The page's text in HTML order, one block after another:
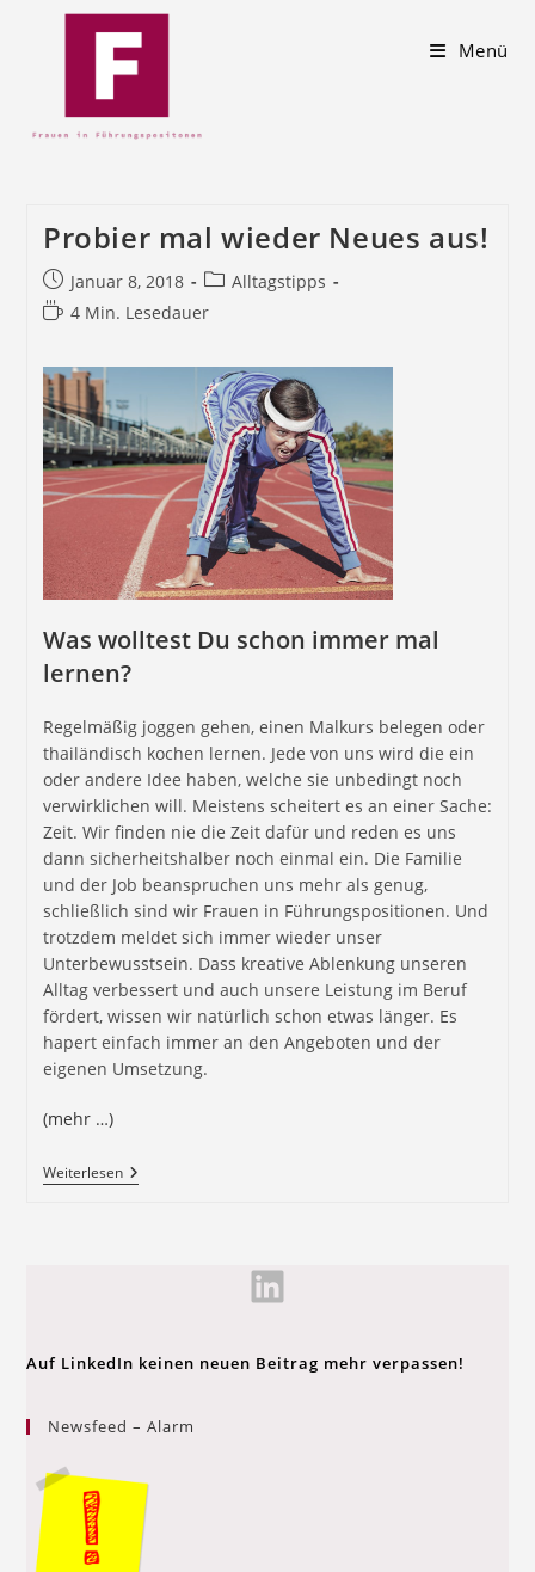
Menü
Probier mal wieder Neues aus!
Januar 8, 2018
Alltagstipps
4 Min. Lesedauer
Was wolltest Du schon immer mal
lernen?
Regelmäßig joggen gehen, einen Malkurs belegen oder
thailändisch kochen lernen. Jede von uns wird die ein
oder andere Idee haben, welche sie unbedingt noch
verwirklichen will. Meistens scheitert es an einer Sache:
Zeit. Wir finden nie die Zeit dafür und reden es uns
dann sicherheitshalber noch einmal ein. Die Familie
und der Job beanspruchen uns mehr als genug,
schließlich sind wir Frauen in Führungspositionen. Und
trotzdem meldet sich immer wieder unser
Unterbewusstsein. Dass kreative Ablenkung unseren
Alltag verbessert und auch unsere Leistung im Beruf
fördert, wissen wir natürlich schon etwas länger. Es
hapert einfach immer an den Angeboten und der
eigenen Umsetzung.
(mehr …)
Weiterlesen
Auf LinkedIn keinen neuen Beitrag mehr verpassen!
Newsfeed – Alarm